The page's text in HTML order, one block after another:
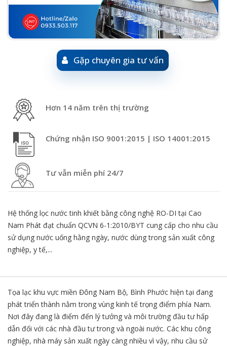
Gặp chuyên gia tư vấn
Hơn 14 năm trên thị trường
Chứng nhận ISO 9001:2015 | ISO 14001:2015
Tư vẫn miễn phí 24/7
Hệ thống lọc nước tinh khiết bằng công nghệ RO-DI tại Cao
Nam Phát đạt chuẩn QCVN 6-1:2010/BYT cung cấp cho nhu cầu
sử dụng nước uống hằng ngày, nước dùng trong sản xuất công
nghiệp, y tế,...
Tọa lạc khu vực miền Đông Nam Bộ, Bình Phước hiện tại đang
phát triển thành nằm trong vùng kinh tế trọng điểm phía Nam.
Nơi đây đang là điểm đến lý tưởng và môi trường đầu tư hấp
dẫn đối với các nhà đầu tư trong và ngoài nước. Các khu công
nghiệp, nhà máy sản xuất ngày càng nhiều vì vậy, nhu cầu sử